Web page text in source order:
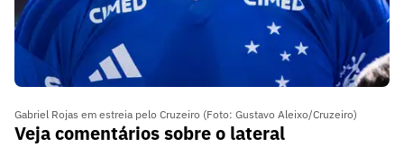
Gabriel Rojas em estreia pelo Cruzeiro (Foto: Gustavo Aleixo/Cruzeiro)
Veja comentários sobre o lateral